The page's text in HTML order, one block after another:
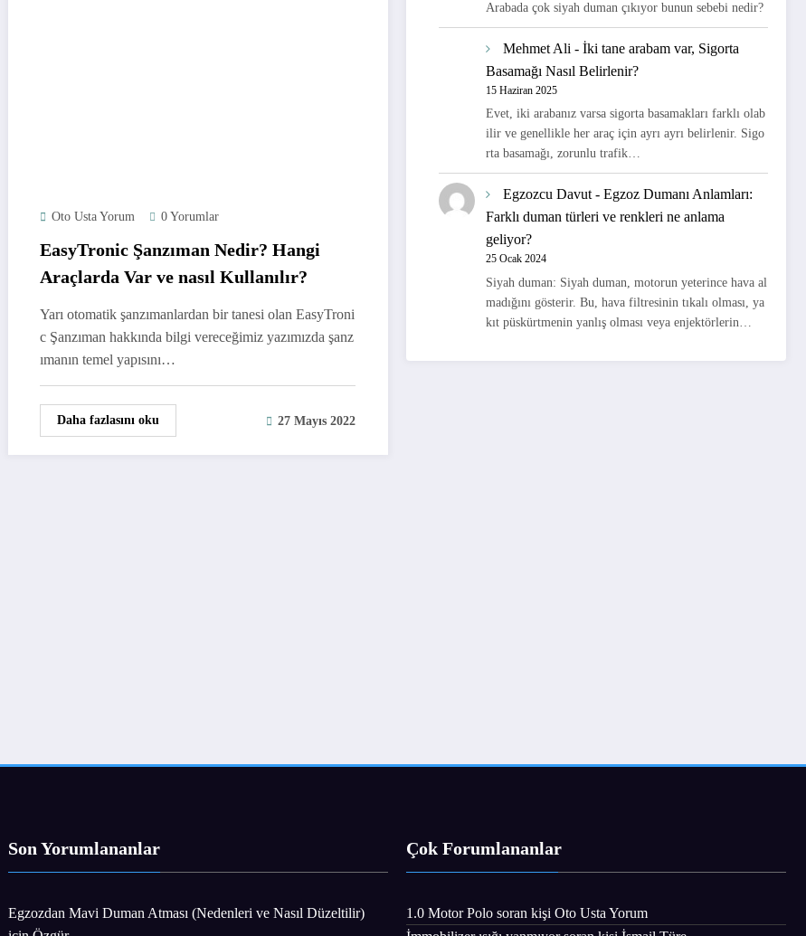
Oto Usta Yorum 0 Yorumlar
EasyTronic Şanzıman Nedir? Hangi
Araçlarda Var ve nasıl Kullanılır?
Yarı otomatik şanzımanlardan bir tanesi olan EasyTroni
c Şanzıman hakkında bilgi vereceğimiz yazımızda şanz
ımanın temel yapısını…
Daha fazlasını oku 27 Mayıs 2022
Arabada çok siyah duman çıkıyor bunun sebebi nedir?
Mehmet Ali -İki tane arabam var, Sigorta
Basamağı Nasıl Belirlenir?
15 Haziran 2025
Evet, iki arabanız varsa sigorta basamakları farklı olab
ilir ve genellikle her araç için ayrı ayrı belirlenir. Sigo
rta basamağı, zorunlu trafik…
Egzozcu Davut-Egzoz Dumanı Anlamları:
Farklı duman türleri ve renkleri ne anlama
geliyor?
25 Ocak 2024
Siyah duman: Siyah duman, motorun yeterince hava al
madığını gösterir. Bu, hava filtresinin tıkalı olması, ya
kıt püskürtmenin yanlış olması veya enjektörlerin…
Son Yorumlananlar
Egzozdan Mavi Duman Atması (Nedenleri ve Nasıl Düzeltilir)
Çok Forumlananlar
1.0 Motor Polo soran kişiOto Usta Yorum